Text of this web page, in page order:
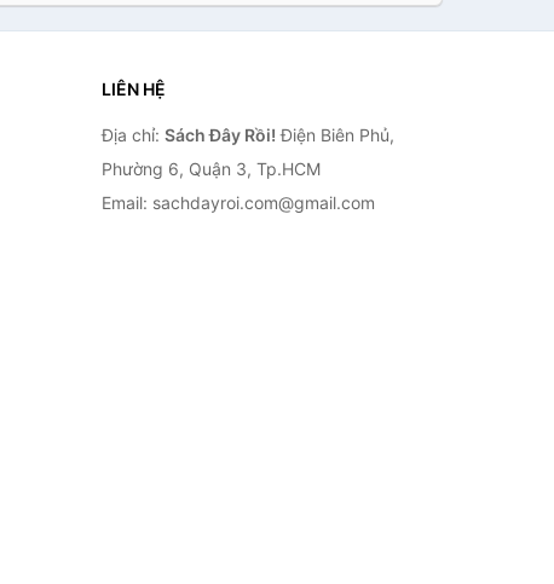
LIÊN HỆ
Địa chỉ: Sách Đây Rồi! Điện Biên Phủ,
Phường 6, Quận 3, Tp.HCM
Email: sachdayroi.com@gmail.com